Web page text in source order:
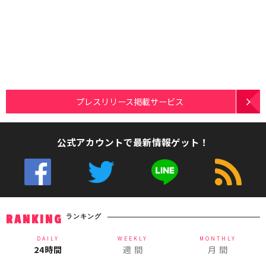
プレスリリース掲載サービス
公式アカウントで最新情報ゲット！
RANKING ランキング
DAILY
24時間
WEEKLY
週 間
MONTHLY
月 間